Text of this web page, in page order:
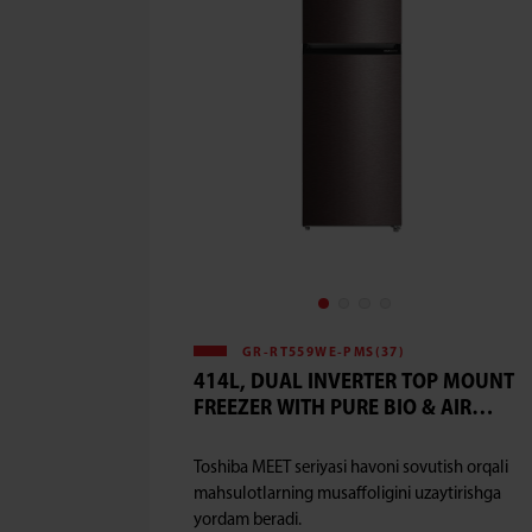
GR-RT559WE-PMS(37)
414L, DUAL INVERTER TOP MOUNT
FREEZER WITH PURE BIO & AIR
Toshiba MEET seriyasi havoni sovutish orqali
mahsulotlarning musaffoligini uzaytirishga
yordam beradi.